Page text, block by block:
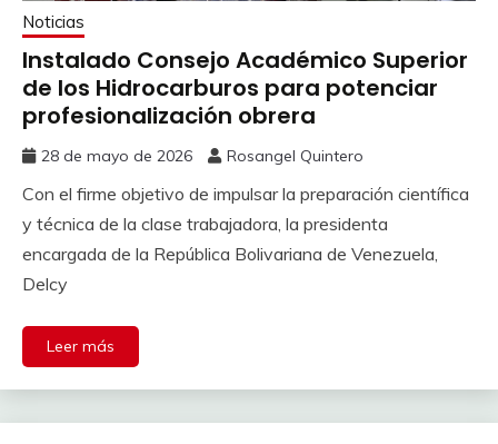
Noticias
Instalado Consejo Académico Superior
de los Hidrocarburos para potenciar
profesionalización obrera
28 de mayo de 2026 Rosangel Quintero
Con el firme objetivo de impulsar la preparación científica
y técnica de la clase trabajadora, la presidenta
encargada de la República Bolivariana de Venezuela,
Delcy
Leer más